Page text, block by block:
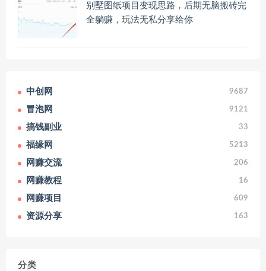
别墅图纸项目变现思路，后期无脑搬砖完
全躺赚，玩法无私分享给你
中创网 9687
冒泡网 9121
搞钱副业 33
福缘网 5213
网赚交流 206
网赚教程 16
网赚项目 609
资源分享 163
分类